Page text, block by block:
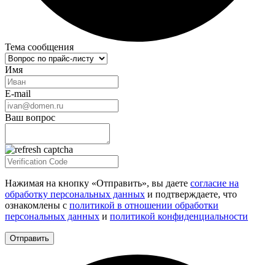
Тема сообщения
Имя
E-mail
Ваш вопрос
Нажимая на кнопку «Отправить», вы даете согласие на
обработку персональных данных и подтверждаете, что
ознакомлены с политикой в отношении обработки
персональных данных и политикой конфиденциальности